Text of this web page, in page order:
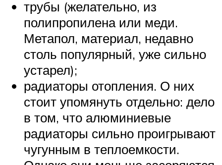
трубы (желательно, из
полипропилена или меди.
Метапол, материал, недавно
столь популярный, уже сильно
устарел);
радиаторы отопления. О них
стоит упомянуть отдельно: дело
в том, что алюминиевые
радиаторы сильно проигрывают
чугунным в теплоемкости.